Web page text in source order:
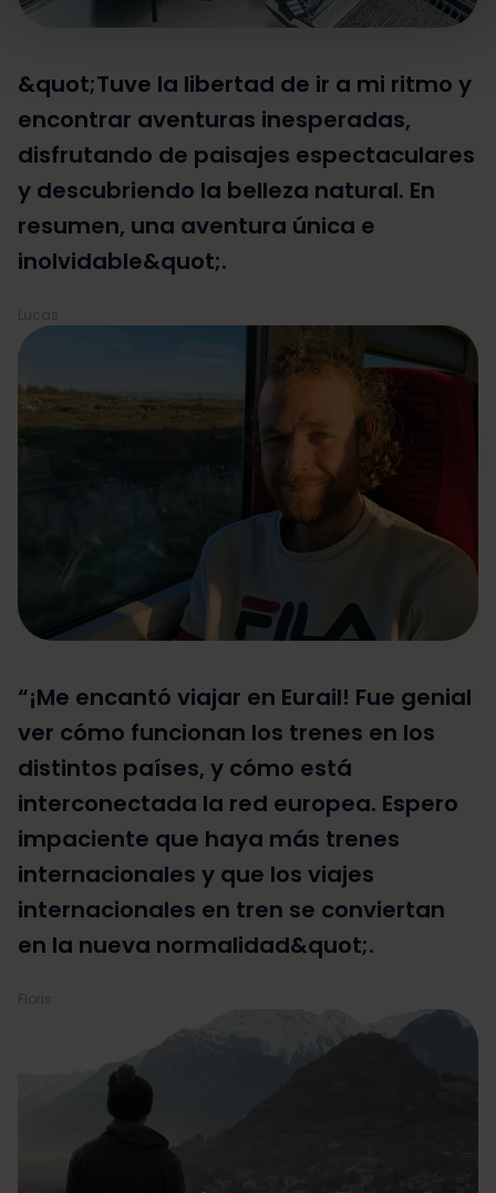
&quot;Tuve la libertad de ir a mi ritmo y
encontrar aventuras inesperadas,
disfrutando de paisajes espectaculares
y descubriendo la belleza natural. En
resumen, una aventura única e
inolvidable&quot;.
Lucas
“¡Me encantó viajar en Eurail! Fue genial
ver cómo funcionan los trenes en los
distintos países, y cómo está
interconectada la red europea. Espero
impaciente que haya más trenes
internacionales y que los viajes
internacionales en tren se conviertan
en la nueva normalidad&quot;.
Floris